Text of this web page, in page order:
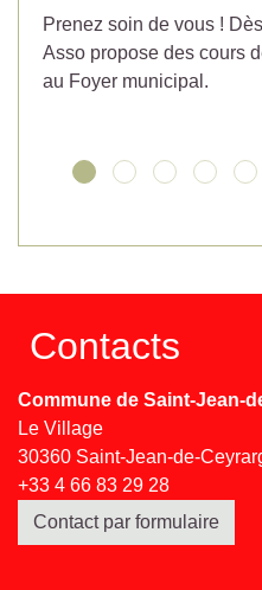
Prenez soin de vous !
Asso propose des cours
au Foyer municipal.
Contacts
Commune de Saint-Jean-
Le Village
30360 Saint-Jean-de-
+33 4 66 83 29 28
Contact par formulaire